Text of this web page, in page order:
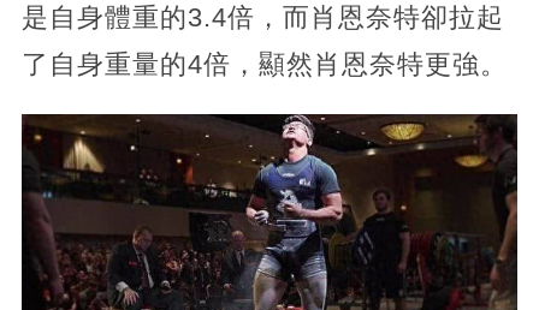
是自身體重的3.4倍，而肖恩奈特卻拉起
了自身重量的4倍，顯然肖恩奈特更強。